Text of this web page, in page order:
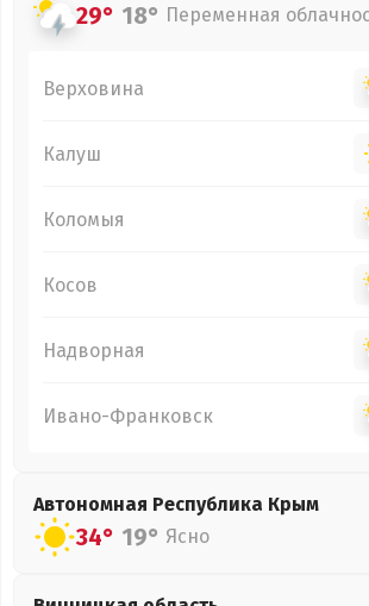
29° 18° Переменная
Верховина
Калуш
Коломыя
Косов
Надворная
Ивано-Франковск
Автономная Республика Крым
34° 19° Ясно